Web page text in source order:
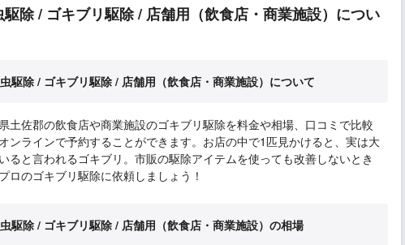
駆除 / ゴキブリ駆除 / 店舗用（飲食店・商業施設）につい
駆除 / ゴキブリ駆除 / 店舗用（飲食店・商業施設）について
土佐郡の飲食店や商業施設のゴキブリ駆除を料金や相場、口コミで比較
ンラインで予約することができます。お店の中で1匹見かけると、実は大
ると言われるゴキブリ。市販の駆除アイテムを使っても改善しないとき
ロのゴキブリ駆除に依頼しましょう！
駆除 / ゴキブリ駆除 / 店舗用（飲食店・商業施設）の相場